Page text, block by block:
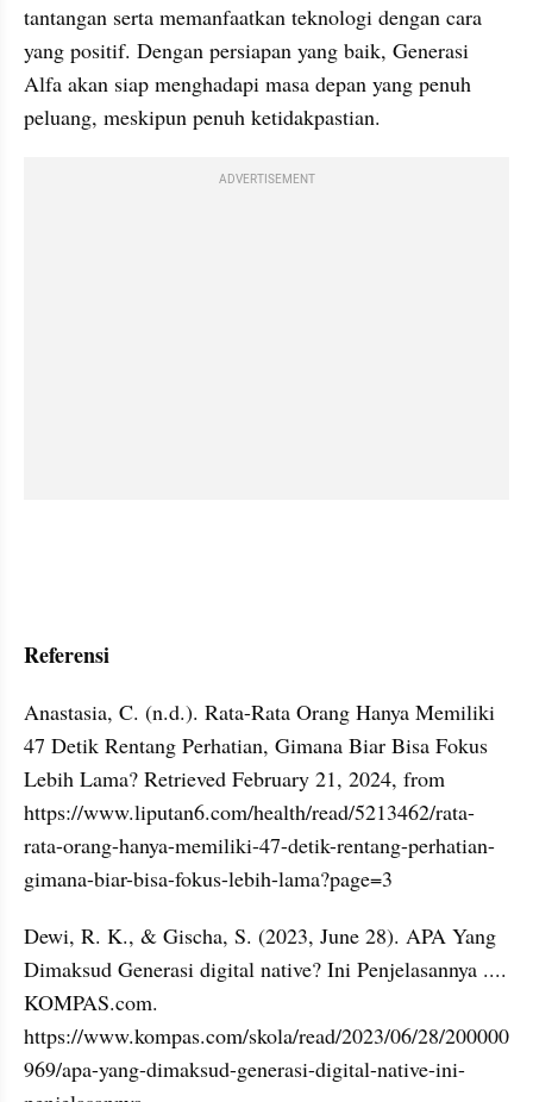
tantangan serta memanfaatkan teknologi dengan cara
yang positif. Dengan persiapan yang baik, Generasi
Alfa akan siap menghadapi masa depan yang penuh
peluang, meskipun penuh ketidakpastian.
ADVERTISEMENT
Referensi
Anastasia, C. (n.d.). Rata-Rata Orang Hanya Memiliki
47 Detik Rentang Perhatian, Gimana Biar Bisa Fokus
Lebih Lama? Retrieved February 21, 2024, from
https://www.liputan6.com/health/read/5213462/rata-
rata-orang-hanya-memiliki-47-detik-rentang-perhatian-
gimana-biar-bisa-fokus-lebih-lama?page=3
Dewi, R. K., & Gischa, S. (2023, June 28). APA Yang
Dimaksud Generasi digital native? Ini Penjelasannya ....
KOMPAS.com.
https://www.kompas.com/skola/read/2023/06/28/200000
969/apa-yang-dimaksud-generasi-digital-native-ini-